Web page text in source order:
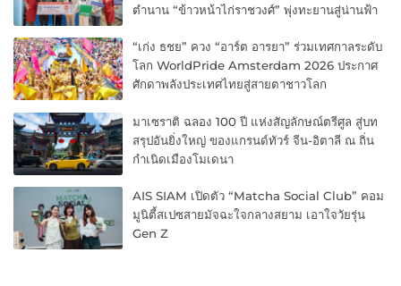
ตำนาน “ข้าวหน้าไก่ราชวงศ์” พุ่งทะยานสู่น่านฟ้า
“เก่ง ธชย” ควง “อาร์ต อารยา” ร่วมเทศกาลระดับ
โลก WorldPride Amsterdam 2026 ประกาศ
ศักดาพลังประเทศไทยสู่สายตาชาวโลก
มาเซราติ ฉลอง 100 ปี แห่งสัญลักษณ์ตรีศูล สู่บท
สรุปอันยิ่งใหญ่ ของแกรนด์ทัวร์ จีน-อิตาลี ณ ถิ่น
กำเนิดเมืองโมเดนา
AIS SIAM เปิดตัว “Matcha Social Club” คอม
มูนิตี้สเปซสายมัจฉะใจกลางสยาม เอาใจวัยรุ่น
Gen Z